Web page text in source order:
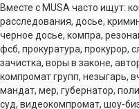
Вместе с MUSA часто ищут:
расследования, досье,
черное досье, компра,
фсб, прокуратура, прокурор,
зачистка, воры в законе,
компромат групп, незыгарь,
мандат, мер, губернатор,
суд, видеокомпромат, шоу-